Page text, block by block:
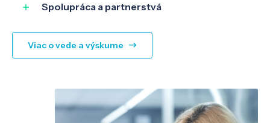
Spolupráca a partnerstvá
Viac o vede a výskume